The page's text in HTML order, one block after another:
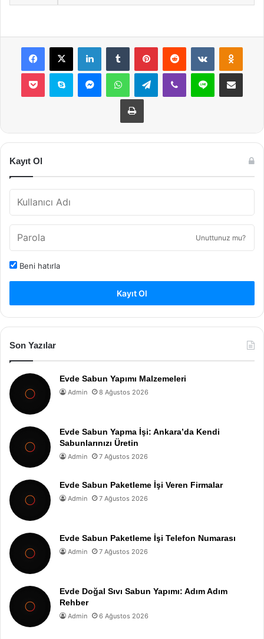
Facebook
X LinkedInTumblr PinterestReddit VKontakte
Pocket Skype MessengerWhatsAppTelegramViber Line E-Posta ile
Yazdır
Kayıt Ol
Unuttunuz mu?
Beni hatırla
Kayıt Ol
Son Yazılar
Evde Sabun Yapımı Malzemeleri
Admin 8 Ağustos 2026
Evde Sabun Yapma İşi: Ankara’da Kendi
Sabunlarınızı Üretin
Admin 7 Ağustos 2026
Evde Sabun Paketleme İşi Veren Firmalar
Admin 7 Ağustos 2026
Evde Sabun Paketleme İşi Telefon Numarası
Admin 7 Ağustos 2026
Evde Doğal Sıvı Sabun Yapımı: Adım Adım
Rehber
Admin 6 Ağustos 2026